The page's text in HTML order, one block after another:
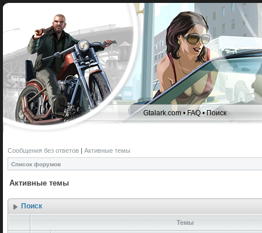
Gtalark.com •FAQ•Поиск
Сообщения без ответов | Активные темы
Список форумов
Активные темы
Поиск
Темы